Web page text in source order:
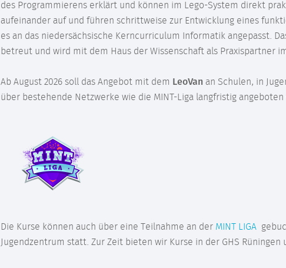
des Programmierens erklärt und können im Lego-System direkt
aufeinander auf und führen schrittweise zur Entwicklung eines
es an das niedersächsische Kerncurriculum Informatik angepasst.
betreut und wird mit dem Haus der Wissenschaft als Praxispartner
Ab August 2026 soll das Angebot mit dem LeoVan an Schulen, in
über bestehende Netzwerke wie die MINT-Liga langfristig angeboten
Die Kurse können auch über eine Teilnahme an der MINT LIGA
Jugendzentrum statt. Zur Zeit bieten wir Kurse in der GHS Rüningen